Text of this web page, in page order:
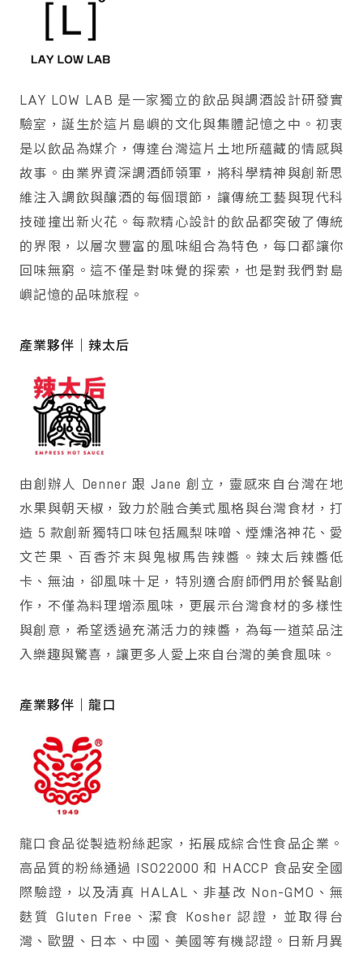
LAY LOW LAB 是一家獨立的飲品與調酒設計研發實
驗室，誕生於這片島嶼的文化與集體記憶之中。初衷
是以飲品為媒介，傳達台灣這片土地所蘊藏的情感與
故事。由業界資深調酒師領軍，將科學精神與創新思
維注入調飲與釀酒的每個環節，讓傳統工藝與現代科
技碰撞出新火花。每款精心設計的飲品都突破了傳統
的界限，以層次豐富的風味組合為特色，每口都讓你
回味無窮。這不僅是對味覺的探索，也是對我們對島
嶼記憶的品味旅程。
產業夥伴｜辣太后
由創辦人 Denner 跟 Jane 創立，靈感來自台灣在地
水果與朝天椒，致力於融合美式風格與台灣食材，打
造 5 款創新獨特口味包括鳳梨味噌、煙燻洛神花、愛
文芒果、百香芥末與鬼椒馬告辣醬。辣太后辣醬低
卡、無油，卻風味十足，特別適合廚師們用於餐點創
作，不僅為料理增添風味，更展示台灣食材的多樣性
與創意，希望透過充滿活力的辣醬，為每一道菜品注
入樂趣與驚喜，讓更多人愛上來自台灣的美食風味。
產業夥伴｜龍口
龍口食品從製造粉絲起家，拓展成綜合性食品企業。
高品質的粉絲通過 ISO22000 和 HACCP 食品安全國
際驗證，以及清真 HALAL、非基改 Non-GMO、無
麩質 Gluten Free、潔食 Kosher 認證，並取得台
灣、歐盟、日本、中國、美國等有機認證。日新月異